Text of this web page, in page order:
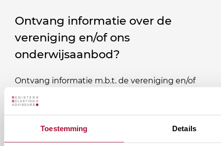
Toestemming Details
Ontvang informatie over de
vereniging en/of ons
onderwijsaanbod?
Ontvang informatie m.b.t. de vereniging en/of
ons onderwijsaanbod? Schrijf je in! Ben je al lid
van het RB? Geef dan in je profiel op Mijn RB